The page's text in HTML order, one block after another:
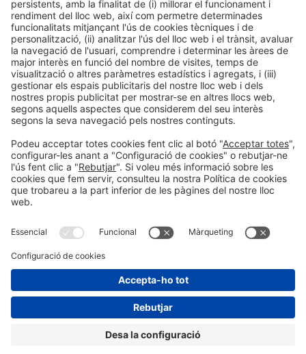
Ponents
PONENT
Dolors Guillen Mena
CEO & Consultant
Inbox Publicitat
Organitzadors